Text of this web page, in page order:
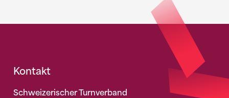
Fusszeile
Kontakt
Schweizerischer Turnverband